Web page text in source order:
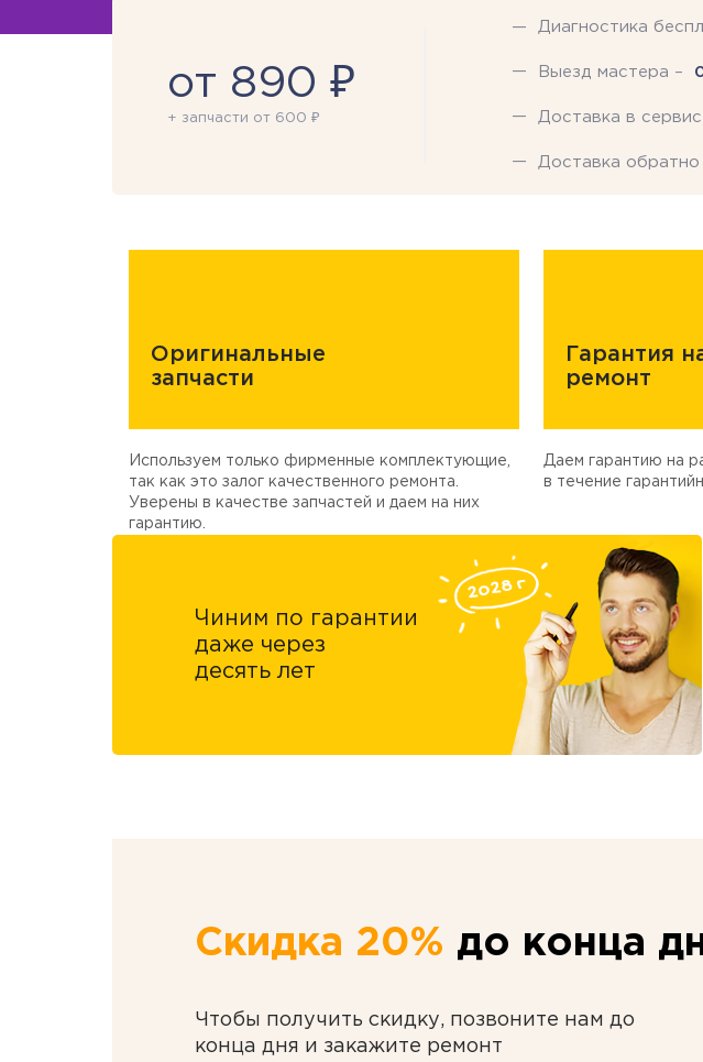
от 890 ₽
+ запчасти от 600 ₽
Диагностика
Выезд мастера –
Доставка в сервис
Доставка обратно
Оригинальные
запчасти
Используем только фирменные комплектующие,
так как это залог качественного ремонта.
Уверены в качестве запчастей и даем на них
гарантию.
Гарантия
ремонт
Даем гарантию на
в течение
Чиним по гарантии
даже через
десять лет
Скидка 20% до конца
Чтобы получить скидку, позвоните нам до
конца дня и закажите ремонт